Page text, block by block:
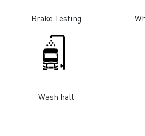
Brake Testing
Wash hall